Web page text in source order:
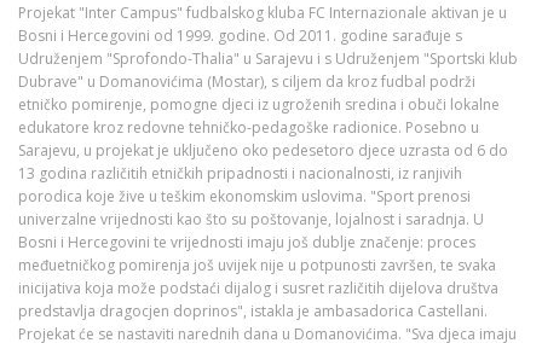
Projekat "Inter Campus" fudbalskog kluba FC Internazionale aktivan je u
Bosni i Hercegovini od 1999. godine. Od 2011. godine sarađuje s
Udruženjem "Sprofondo-Thalia" u Sarajevu i s Udruženjem "Sportski klub
Dubrave" u Domanovićima (Mostar), s ciljem da kroz fudbal podrži
etničko pomirenje, pomogne djeci iz ugroženih sredina i obuči lokalne
edukatore kroz redovne tehničko-pedagoške radionice. Posebno u
Sarajevu, u projekat je uključeno oko pedesetoro djece uzrasta od 6 do
13 godina različitih etničkih pripadnosti i nacionalnosti, iz ranjivih
porodica koje žive u teškim ekonomskim uslovima. "Sport prenosi
univerzalne vrijednosti kao što su poštovanje, lojalnost i saradnja. U
Bosni i Hercegovini te vrijednosti imaju još dublje značenje: proces
međuetničkog pomirenja još uvijek nije u potpunosti završen, te svaka
inicijativa koja može podstaći dijalog i susret različitih dijelova društva
predstavlja dragocjen doprinos", istakla je ambasadorica Castellani.
Projekat će se nastaviti narednih dana u Domanovićima. "Sva djeca imaju